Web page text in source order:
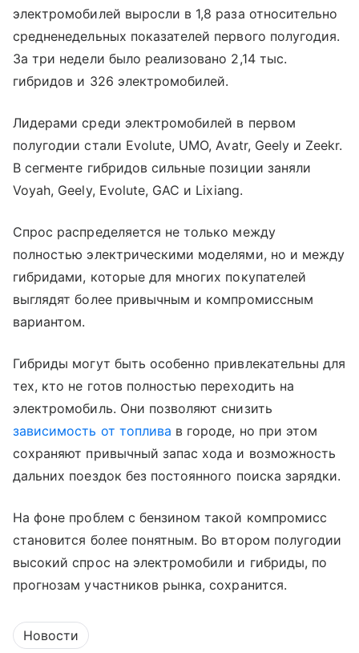
электромобилей выросли в 1,8 раза относительно
средненедельных показателей первого полугодия.
За три недели было реализовано 2,14 тыс.
гибридов и 326 электромобилей.
Лидерами среди электромобилей в первом
полугодии стали Evolute, UMO, Avatr, Geely и Zeekr.
В сегменте гибридов сильные позиции заняли
Voyah, Geely, Evolute, GAC и Lixiang.
Спрос распределяется не только между
полностью электрическими моделями, но и между
гибридами, которые для многих покупателей
выглядят более привычным и компромиссным
вариантом.
Гибриды могут быть особенно привлекательны для
тех, кто не готов полностью переходить на
электромобиль. Они позволяют снизить
зависимость от топлива в городе, но при этом
сохраняют привычный запас хода и возможность
дальних поездок без постоянного поиска зарядки.
На фоне проблем с бензином такой компромисс
становится более понятным. Во втором полугодии
высокий спрос на электромобили и гибриды, по
прогнозам участников рынка, сохранится.
Новости